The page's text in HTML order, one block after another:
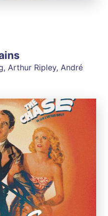
Arthur Ripley, André